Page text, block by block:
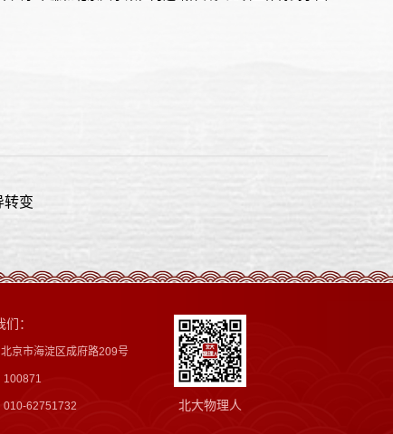
转变
：
京市海淀区成府路209号
100871
010-62751732 北大物理人